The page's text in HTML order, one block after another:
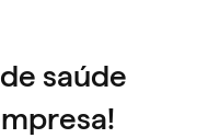
saúde